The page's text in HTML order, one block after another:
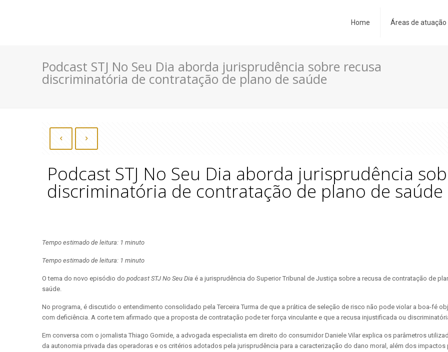
Home Áreas de atuação
Podcast STJ No Seu Dia aborda jurisprudência sobre recusa
discriminatória de contratação de plano de saúde
Podcast STJ No Seu Dia aborda jurisprudência
discriminatória de contratação de plano de saúde
Tempo estimado de leitura: 1 minuto
Tempo estimado de leitura: 1 minuto
O tema do novo episódio do podcast STJ No Seu Dia é a jurisprudência do Superior Tribunal de Justiça sobre a recusa de contratação de
saúde.
No programa, é discutido o entendimento consolidado pela Terceira Turma de que a prática de seleção de risco não pode violar a boa-fé
com deficiência. A corte tem afirmado que a proposta de contratação pode ter força vinculante e que a recusa injustificada ou
Em conversa com o jornalista Thiago Gomide, a advogada especialista em direito do consumidor Daniele Vilar explica os parâmetros
da autonomia privada das operadoras e os critérios adotados pela jurisprudência para a caracterização do dano moral, além dos